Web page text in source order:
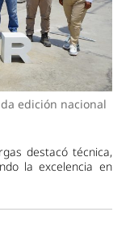
edición nacional
destacó técnica,
la excelencia en